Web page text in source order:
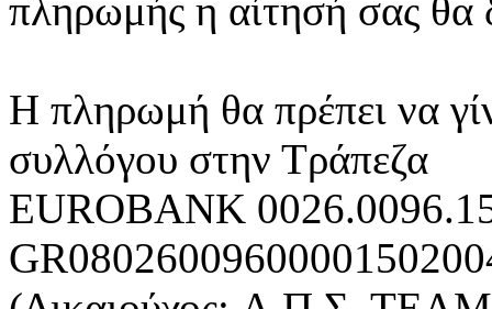
πληρωμής η αίτησή σας θα
Η πληρωμή θα πρέπει να
συλλόγου στην Τράπεζα
EUROBANK